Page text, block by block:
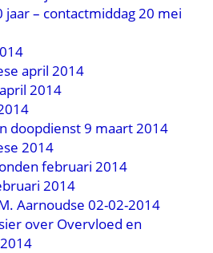
jaar – contactmiddag 20 mei
april 2014
2014
doopdienst 9 maart 2014
2014
februari 2014
2014
Aarnoudse 02-02-2014
over Overvloed en